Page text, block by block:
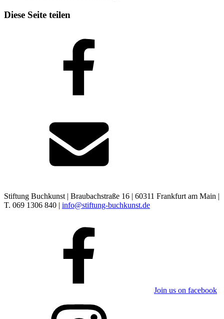
Diese Seite teilen
Stiftung Buchkunst | Braubachstraße 16 | 60311 Frankfurt am Main |
T. 069 1306 840 | info@stiftung-buchkunst.de
Join us on facebook